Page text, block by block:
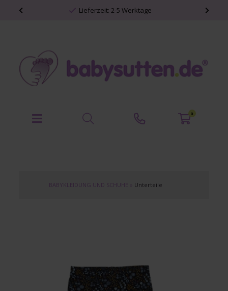
Lieferzeit: 2-5 Werktage
0
BABYKLEIDUNG UND SCHUHE Unterteile